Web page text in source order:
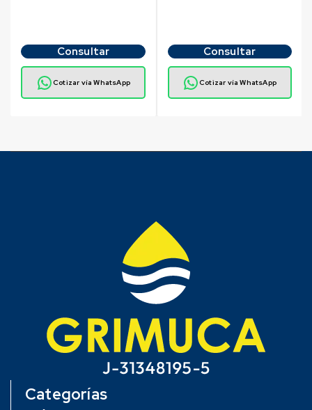
Consultar
Cotizar vía WhatsApp
Consultar
Cotizar vía WhatsApp
Categorías